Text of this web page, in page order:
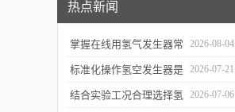
热点新闻
掌握在线用氢气发生器常
见故障处理方式有效降低
生产线停机概率
2026-08-04
标准化操作氢空发生器是
确保实验气源供给稳定合
2026-07-21
结合实验工况合理选择氢 2026-07-06